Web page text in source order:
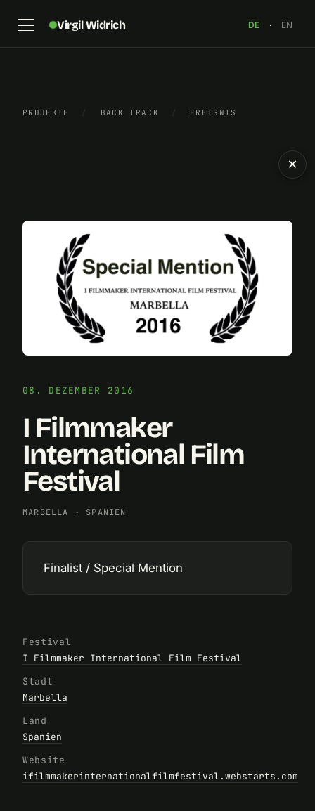
Virgil Widrich DE · EN
PROJEKTE / BACK TRACK / EREIGNIS
08. DEZEMBER 2016
I Filmmaker
International Film
Festival
MARBELLA · SPANIEN
Finalist / Special Mention
Festival
I Filmmaker International Film Festival
Stadt
Marbella
Land
Spanien
Website
ifilmmakerinternationalfilmfestival.webstarts.com
×